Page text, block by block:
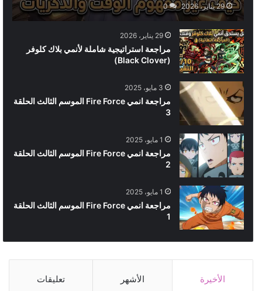
29 يناير، 2026 0
29 يناير، 2026
مراجعة استراتيجية شاملة لأنمي بلاك كلوفر
(Black Clover)
3 مايو، 2025
مراجعة انمي Fire Force الموسم الثالث الحلقة
3
1 مايو، 2025
مراجعة انمي Fire Force الموسم الثالث الحلقة
2
1 مايو، 2025
مراجعة انمي Fire Force الموسم الثالث الحلقة
1
الأخيرة الأشهر تعليقات